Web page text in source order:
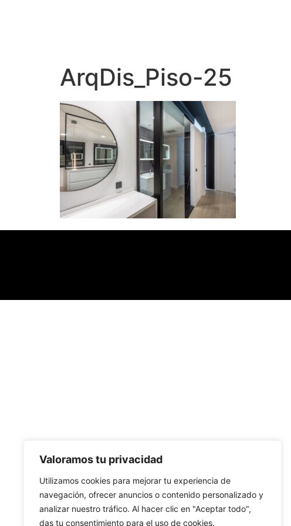
Valoramos tu privacidad
Utilizamos cookies para mejorar tu experiencia de
navegación, ofrecer anuncios o contenido personalizado y
analizar nuestro tráfico. Al hacer clic en "Aceptar todo",
das tu consentimiento para el uso de cookies.
ArqDis_Piso-25